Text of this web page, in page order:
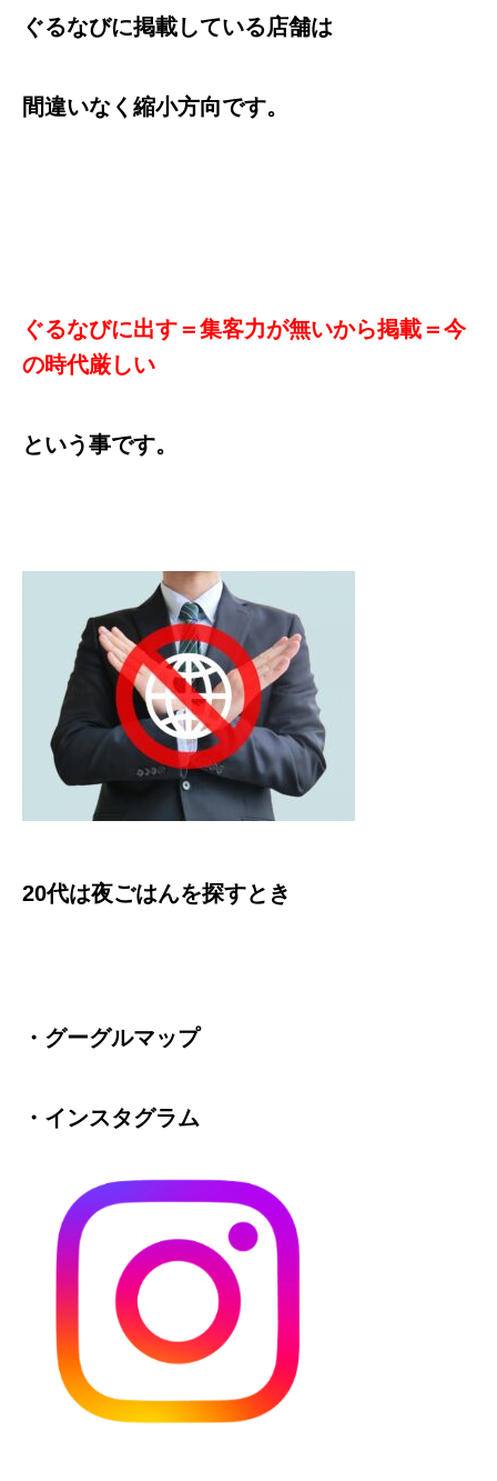
ぐるなびに掲載している店舗は
間違いなく縮小方向です。
ぐるなびに出す＝集客力が無いから掲載＝今
の時代厳しい
という事です。
20代は夜ごはんを探すとき
・グーグルマップ
・インスタグラム